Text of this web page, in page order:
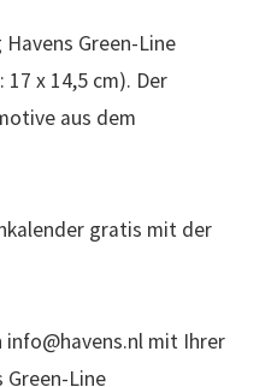
Green-Line
x 14,5 cm). Der
aus dem
gratis mit der
info@havens.nl mit Ihrer
Green-Line